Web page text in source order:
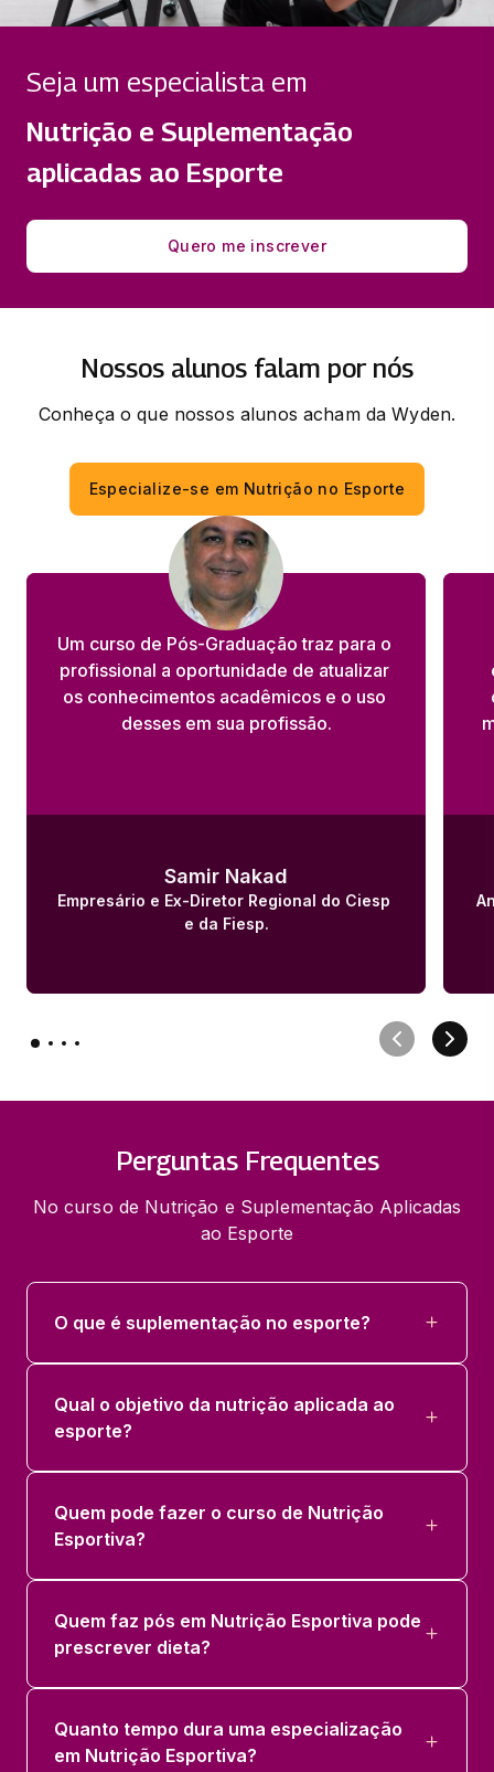
30 horas
NECESS, RECOMEN E
BIODISPONIBILIDADE DE NUTRIENTES
NUTRIGENÔMICA, FITOTERÁPICOS E
30 horas
Seja um especialista em
Nutrição e Suplementação
aplicadas ao Esporte
Quero me inscrever
Nossos alunos falam por nós
Conheça o que nossos alunos acham da Wyden.
Especialize-se em Nutrição no Esporte
Um curso de Pós-Graduação traz para o
profissional a oportunidade de atualizar
os conhecimentos acadêmicos e o uso
desses em sua profissão.
Samir Nakad
Empresário e Ex-Diretor Regional do Ciesp
e da Fiesp.
Perguntas Frequentes
No curso de Nutrição e Suplementação Aplicadas
ao Esporte
O que é suplementação no esporte?
Qual o objetivo da nutrição aplicada ao
esporte?
Quem pode fazer o curso de Nutrição
Esportiva?
Quem faz pós em Nutrição Esportiva pode
prescrever dieta?
Quanto tempo dura uma especialização
em Nutrição Esportiva?